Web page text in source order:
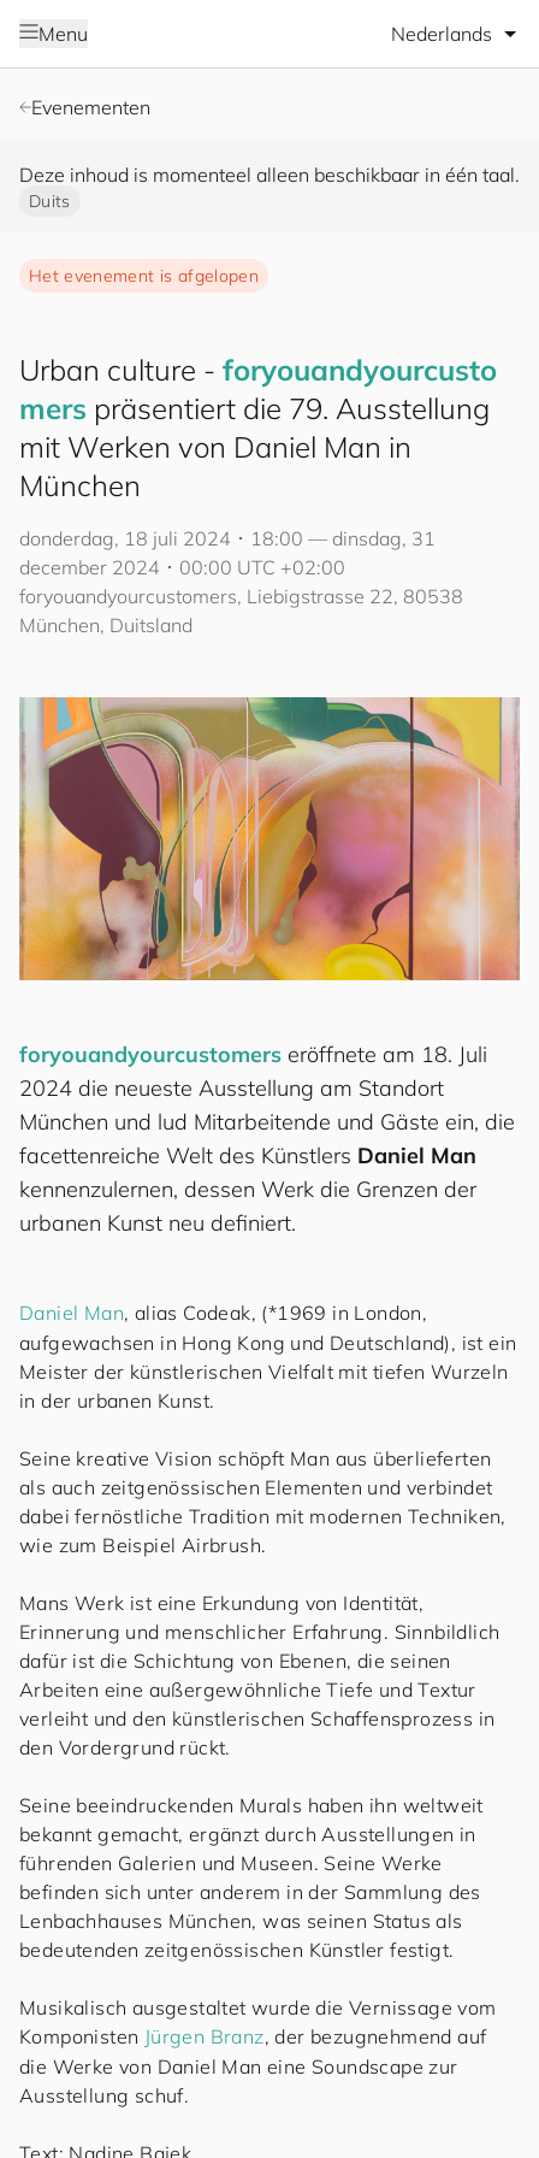
Menu Selecteer taal
Evenementen
Deze inhoud is momenteel alleen beschikbaar in één taal.
Duits
Het evenement is afgelopen
Urban culture - foryouandyourcusto
mers präsentiert die 79. Ausstellung
mit Werken von Daniel Man in
München
donderdag, 18 juli 2024 ･ 18:00 — dinsdag, 31
december 2024 ･ 00:00 UTC +02:00
foryouandyourcustomers, Liebigstrasse 22, 80538
München, Duitsland
foryouandyourcustomers eröffnete am 18. Juli
2024 die neueste Ausstellung am Standort
München und lud Mitarbeitende und Gäste ein, die
facettenreiche Welt des Künstlers Daniel Man
kennenzulernen, dessen Werk die Grenzen der
urbanen Kunst neu definiert.
Daniel Man, alias Codeak, (*1969 in London,
aufgewachsen in Hong Kong und Deutschland), ist ein
Meister der künstlerischen Vielfalt mit tiefen Wurzeln
in der urbanen Kunst.
Seine kreative Vision schöpft Man aus überlieferten
als auch zeitgenössischen Elementen und verbindet
dabei fernöstliche Tradition mit modernen Techniken,
wie zum Beispiel Airbrush.
Mans Werk ist eine Erkundung von Identität,
Erinnerung und menschlicher Erfahrung. Sinnbildlich
dafür ist die Schichtung von Ebenen, die seinen
Arbeiten eine außergewöhnliche Tiefe und Textur
verleiht und den künstlerischen Schaffensprozess in
den Vordergrund rückt.
Seine beeindruckenden Murals haben ihn weltweit
bekannt gemacht, ergänzt durch Ausstellungen in
führenden Galerien und Museen. Seine Werke
befinden sich unter anderem in der Sammlung des
Lenbachhauses München, was seinen Status als
bedeutenden zeitgenössischen Künstler festigt.
Musikalisch ausgestaltet wurde die Vernissage vom
Komponisten Jürgen Branz, der bezugnehmend auf
die Werke von Daniel Man eine Soundscape zur
Ausstellung schuf.
Text: Nadine Bajek